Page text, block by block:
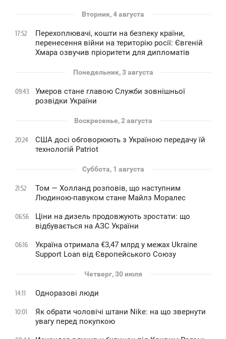
Вторник, 4 августа
17:52
Перехоплювачі, кошти на безпеку країни,
перенесення війни на територію росії: Євгеній
Хмара озвучив пріоритети для дипломатів
Понедельник, 3 августа
09:43
Умеров стане главою Служби зовнішньої
розвідки України
Воскресенье, 2 августа
20:24
США досі обговорюють з Україною передачу їй
технологій Patriot
Суббота, 1 августа
21:52
Том — Холланд розповів, що наступним
Людиною-павуком стане Майлз Моралес
06:56
Ціни на дизель продовжують зростати: що
відбувається на АЗС України
06:16
Україна отримала €3,47 млрд у межах Ukraine
Support Loan від Європейського Союзу
Четверг, 30 июля
14:11 Одноразові люди
10:01
Як обрати чоловічі штани Nike: на що звернути
увагу перед покупкою